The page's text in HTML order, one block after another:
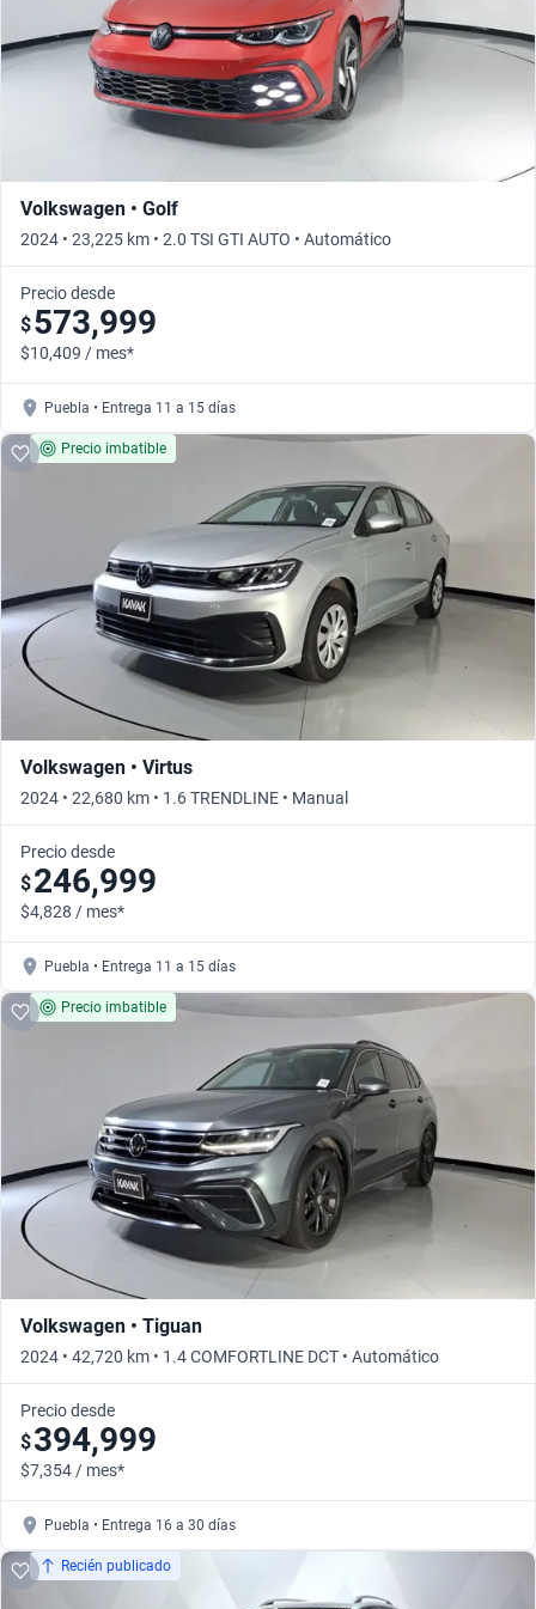
Volkswagen • Golf
2024 • 23,225 km • 2.0 TSI GTI AUTO • Automático
Precio desde
$573,999
$10,409 / mes*
Puebla • Entrega 11 a 15 días
Precio imbatible
Volkswagen • Virtus
2024 • 22,680 km • 1.6 TRENDLINE • Manual
Precio desde
$246,999
$4,828 / mes*
Puebla • Entrega 11 a 15 días
Precio imbatible
Volkswagen • Tiguan
2024 • 42,720 km • 1.4 COMFORTLINE DCT • Automático
Precio desde
$394,999
$7,354 / mes*
Puebla • Entrega 16 a 30 días
Recién publicado